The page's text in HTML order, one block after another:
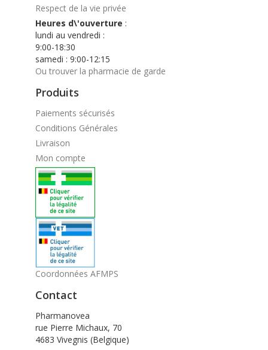
Respect de la vie privée
Heures d\'ouverture :
lundi au vendredi :
9:00-18:30
samedi : 9:00-12:15
Ou trouver la pharmacie de garde
Produits
Paiements sécurisés
Conditions Générales
Livraison
Mon compte
Coordonnées AFMPS
Contact
Pharmanovea
rue Pierre Michaux, 70
4683 Vivegnis (Belgique)